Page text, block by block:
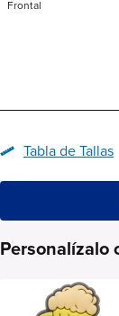
Tabla de Tallas
Personalízalo